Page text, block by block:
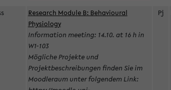
Research Module B: Behavioural
Physiology
Information meeting: 14.10. at 16 h in
W1-103
Mögliche Projekte und
Projektbeschreibungen finden Sie im
Moodleraum unter folgendem Link:
Pj